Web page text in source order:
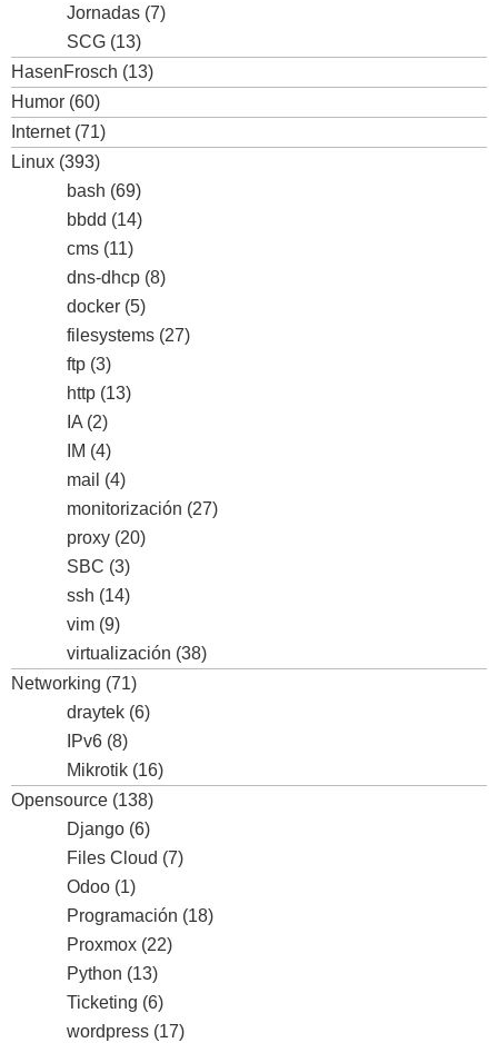
Jornadas (7)
SCG (13)
HasenFrosch (13)
Humor (60)
Internet(71)
Linux (393)
bash (69)
bbdd (14)
cms (11)
dns-dhcp (8)
docker (5)
filesystems (27)
ftp (3)
http (13)
IA (2)
IM (4)
mail (4)
monitorización (27)
proxy (20)
SBC (3)
ssh (14)
vim (9)
virtualización (38)
Networking (71)
draytek (6)
IPv6 (8)
Mikrotik (16)
Opensource (138)
Django (6)
Files Cloud (7)
Odoo (1)
Programación (18)
Proxmox (22)
Python (13)
Ticketing (6)
wordpress (17)